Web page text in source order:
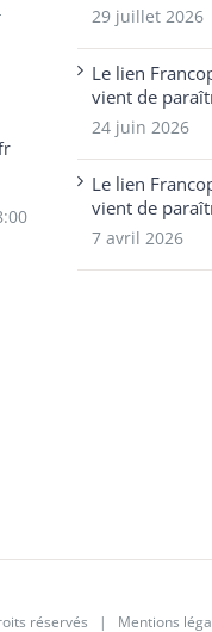
29 juillet 2026
Le lien
vient de
24 juin 2026
Le lien
vient de
7 avril 2026
réservés | Mentions